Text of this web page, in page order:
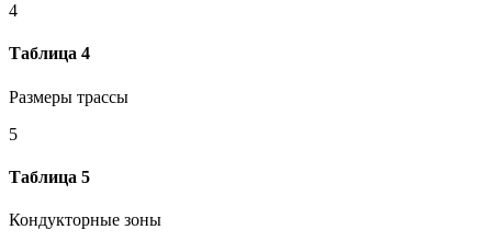
4
Таблица 4
Размеры трассы
5
Таблица 5
Кондукторные зоны